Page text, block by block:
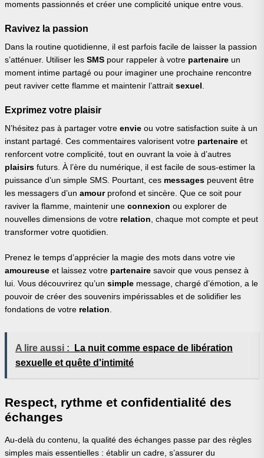
moments passionnés et créer une complicité unique entre vous.
Ravivez la passion
Dans la routine quotidienne, il est parfois facile de laisser la passion
s’atténuer. Utiliser les SMS pour rappeler à votre partenaire un
moment intime partagé ou pour imaginer une prochaine rencontre
peut raviver cette flamme et maintenir l’attrait sexuel
Exprimez votre plaisir
N’hésitez pas à partager votre envie ou votre satisfaction suite à un
instant partagé. Ces commentaires valorisent votre partenaire et
renforcent votre complicité, tout en ouvrant la voie à d’autres
plaisirs futurs. À l’ère du numérique, il est facile de sous-estimer la
puissance d’un simple SMS. Pourtant, ces messages peuvent être
les messagers d’un amourprofond et sincère. Que ce soit pour
raviver la flamme, maintenir une connexion ou explorer de
nouvelles dimensions de votre relation , chaque mot compte et peut
transformer votre quotidien.
Prenez le temps d’apprécier la magie des mots dans votre vie
amoureuse et laissez votre partenaire savoir que vous pensez à
lui. Vous découvrirez qu’un simple message, chargé d’émotion, a le
pouvoir de créer des souvenirs impérissables et de solidifier les
fondations de votre relation
A lire aussi :
La nuit comme espace de libération
sexuelle et quête d'intimité
Respect, rythme et confidentialité des
échanges
Au-delà du contenu, la qualité des échanges passe par des règles
simples mais essentielles : établir un cadre, s’assurer du